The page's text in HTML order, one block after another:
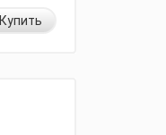
Купить